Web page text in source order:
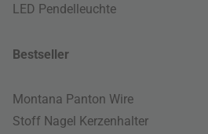
LED Pendelleuchte
Bestseller
Montana Panton Wire
Stoff Nagel Kerzenhalter